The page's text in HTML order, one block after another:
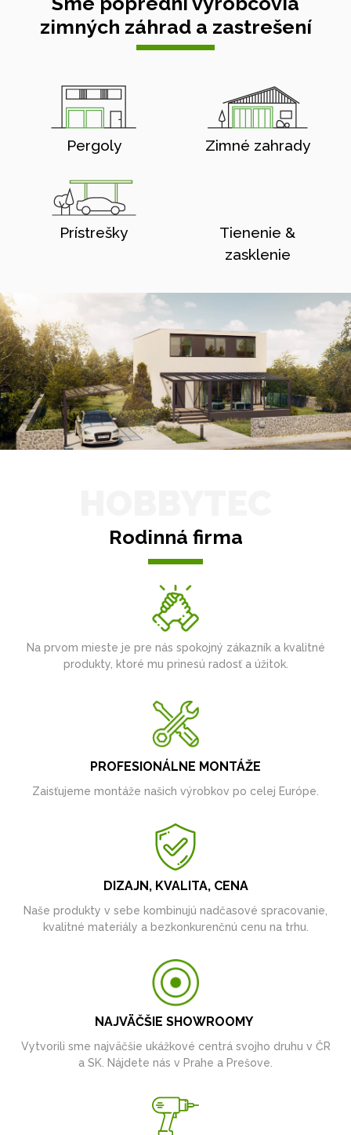
zimných záhrad a zastrešení
Pergoly Zimné zahrady
Prístrešky
Tienenie &
zasklenie
Rodinná firma
Na prvom mieste je pre nás spokojný zákazník a kvalitné
produkty, ktoré mu prinesú radosť a úžitok.
PROFESIONÁLNE MONTÁŽE
Zaisťujeme montáže našich výrobkov po celej Európe.
DIZAJN, KVALITA, CENA
Naše produkty v sebe kombinujú nadčasové spracovanie,
kvalitné materiály a bezkonkurenčnú cenu na trhu.
NAJVÄČŠIE SHOWROOMY
Vytvorili sme najväčšie ukážkové centrá svojho druhu v ČR
a SK. Nájdete nás v Prahe a Prešove.